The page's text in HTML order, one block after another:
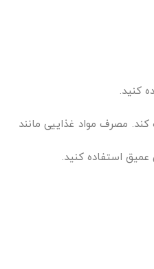
کنید.
مصرف مواد غذاییی مانند
استفاده کنید.